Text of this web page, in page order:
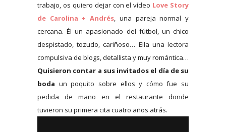
trabajo, os quiero dejar con el vídeo Love Story
de Carolina + Andrés, una pareja normal y
cercana. Él un apasionado del fútbol, un chico
despistado, tozudo, cariñoso… Ella una lectora
compulsiva de blogs, detallista y muy romántica…
Quisieron contar a sus invitados el día de su
boda un poquito sobre ellos y cómo fue su
pedida de mano en el restaurante donde
tuvieron su primera cita cuatro años atrás.